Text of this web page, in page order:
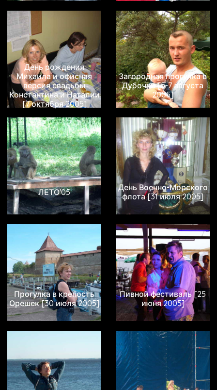
День рождения
Михаила и офисная
версия свадьбы
Константина и Наталии
[7 октября 2005]
Загородная прогулка в
Дубочки [5-7 августа
2005]
ЛЕТО'05
День Военно-Морского
флота [31 июля 2005]
Прогулка в крепость
Орешек [30 июля 2005]
Пивной фестиваль [25
июня 2005]